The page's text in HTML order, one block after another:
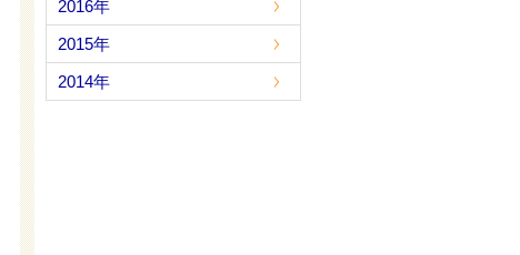
2016年
2015年
2014年